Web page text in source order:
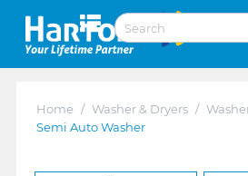
Home / Washer & Dryers /
Semi Auto Washer